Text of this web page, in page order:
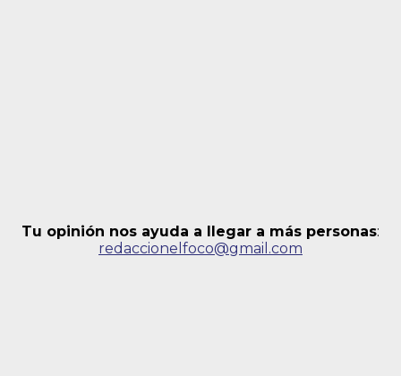
Tu opinión nos ayuda a llegar a más personas:
redaccionelfoco@gmail.com